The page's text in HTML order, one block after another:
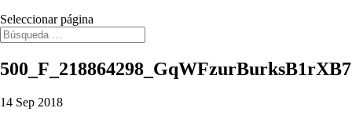
Seleccionar página
14 Sep 2018